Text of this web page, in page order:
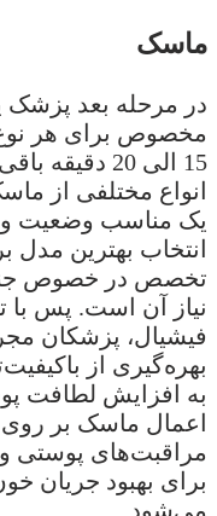
ماسک
در مرحله بعد
مخصوص برای هر
15 الی 20
انواع مختلفی از
یک مناسب وضعیت
انتخاب بهترین مدل
تخصص در خصوص
نیاز آن است. پس با
فیشیال، پزشکان
بهره‌گیری از
به افزایش لطافت
اعمال ماسک بر
برای بهبود جریان
می‌شود.